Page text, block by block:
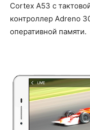
Cortex A53 с
контроллер Adreno
оперативной памяти.